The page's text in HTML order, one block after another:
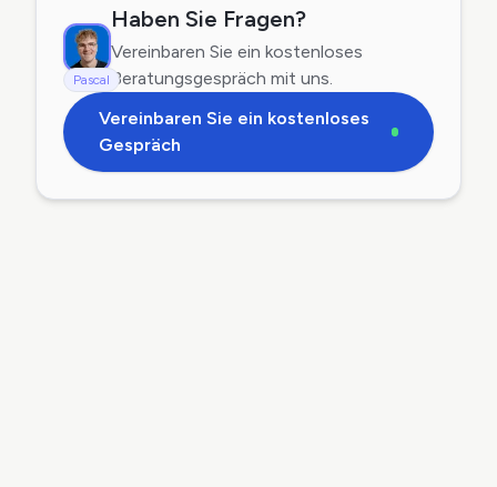
Pascal
Haben Sie Fragen?
Vereinbaren Sie ein kostenloses
Beratungsgespräch mit uns.
Vereinbaren Sie ein kostenloses
Gespräch